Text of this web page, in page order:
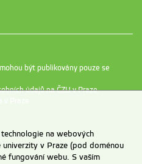
být publikovány pouze se
údajů na ČZU v Praze.
na webových
univerzity v Praze (pod doménou
fungování webu. S vaším